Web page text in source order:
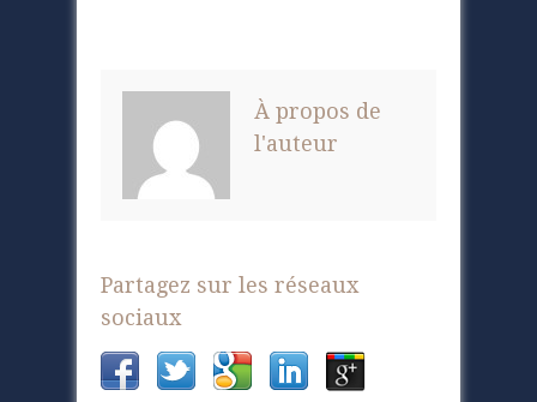
À propos de
l'auteur
Partagez sur les réseaux
sociaux